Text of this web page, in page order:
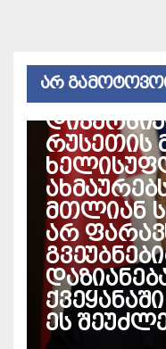
ᲐᲠ
პაატა
მაქვს,
რუსეთის
მთლიან
არ
ეს